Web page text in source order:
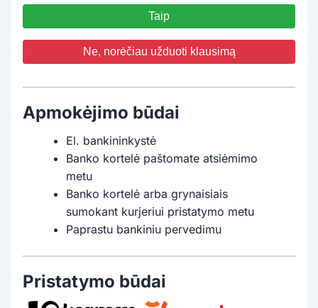
Taip
Ne, norėčiau užduoti klausimą
Apmokėjimo būdai
El. bankininkystė
Banko kortelė paštomate atsiėmimo
metu
Banko kortelė arba grynaisiais
sumokant kurjeriui pristatymo metu
Paprastu bankiniu pervedimu
Pristatymo būdai